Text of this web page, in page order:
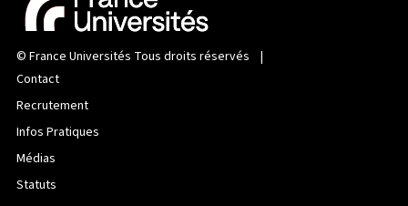
© France Universités Tous droits réservés |
Contact
Recrutement
Infos Pratiques
Médias
Statuts